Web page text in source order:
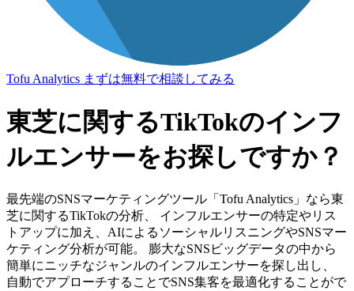
Tofu Analytics まずは無料で相談してみる
東芝に関するTikTokのインフ
ルエンサーをお探しですか？
最先端のSNSマーケティングツール「Tofu Analytics」なら東
芝に関するTikTokの分析、 インフルエンサーの特定やリス
トアップに加え、AIによるソーシャルリスニングやSNSマー
ケティング分析が可能。 膨大なSNSビッグデータの中から
簡単にニッチなジャンルのインフルエンサーを探し出し、
自動でアプローチすることでSNS集客を最適化することがで